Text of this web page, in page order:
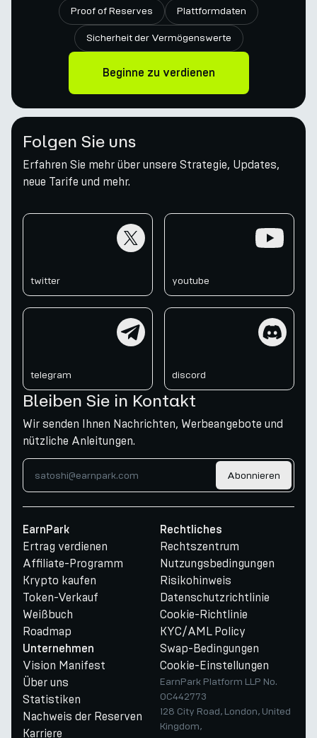
Proof of Reserves Plattformdaten
Sicherheit der Vermögenswerte
Beginne zu verdienen
Folgen Sie uns
Erfahren Sie mehr über unsere Strategie, Updates,
neue Tarife und mehr.
twitter youtube
telegram discord
Bleiben Sie in Kontakt
Wir senden Ihnen Nachrichten, Werbeangebote und
nützliche Anleitungen.
Abonnieren
EarnPark
Ertrag verdienen
Affiliate-Programm
Krypto kaufen
Token-Verkauf
Weißbuch
Roadmap
Unternehmen
Vision Manifest
Über uns
Statistiken
Nachweis der Reserven
Karriere
Rechtliches
Rechtszentrum
Nutzungsbedingungen
Risikohinweis
Datenschutzrichtlinie
Cookie-Richtlinie
KYC/AML Policy
Swap-Bedingungen
Cookie-Einstellungen
EarnPark Platform LLP No.
OC442773
128 City Road, London, United
Kingdom,